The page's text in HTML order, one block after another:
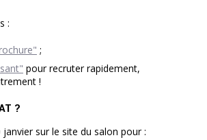
:
;
pour recruter rapidement,
!
?
janvier sur le site du salon pour :